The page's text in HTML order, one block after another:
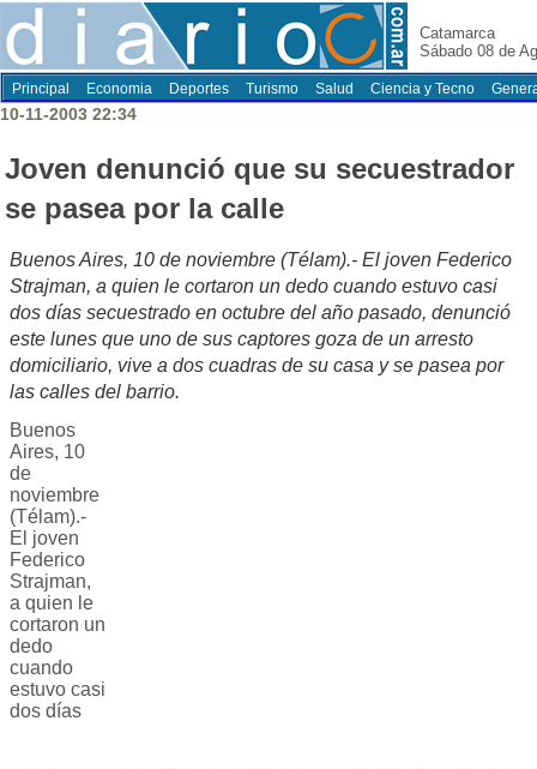
Catamarca
Sábado 08 de
Principal Economia Deportes Turismo Salud Ciencia y Tecno
10-11-2003 22:34
Joven denunció que su secuestrador
se pasea por la calle
Buenos Aires, 10 de noviembre (Télam).- El joven Federico
Strajman, a quien le cortaron un dedo cuando estuvo casi
dos días secuestrado en octubre del año pasado, denunció
este lunes que uno de sus captores goza de un arresto
domiciliario, vive a dos cuadras de su casa y se pasea por
las calles del barrio.
Buenos
Aires, 10
de
noviembre
(Télam).-
El joven
Federico
Strajman,
a quien le
cortaron un
dedo
cuando
estuvo casi
dos días